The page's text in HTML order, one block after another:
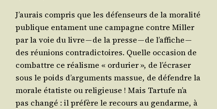
J’au­rais com­pris que les défen­seurs de la mora­li­té
publique entament une cam­pagne contre Mil­ler
par la voie du livre — de la presse — de l’af­fiche —
des réunions contra­dic­toires. Quelle occa­sion de
com­battre ce réa­lisme « ordu­rier », de l’é­cra­ser
sous le poids d’ar­gu­ments mas­sue, de défendre la
morale éta­tiste ou reli­gieuse ! Mais Tar­tufe n’a
pas chan­gé : il pré­fère le recours au gen­darme, à